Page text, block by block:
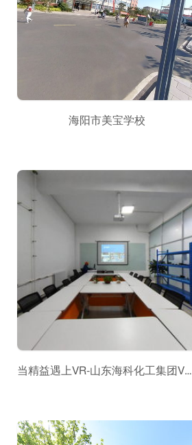
海阳市美宝学校
当精益遇上VR-山东海科化工集团VR呈现